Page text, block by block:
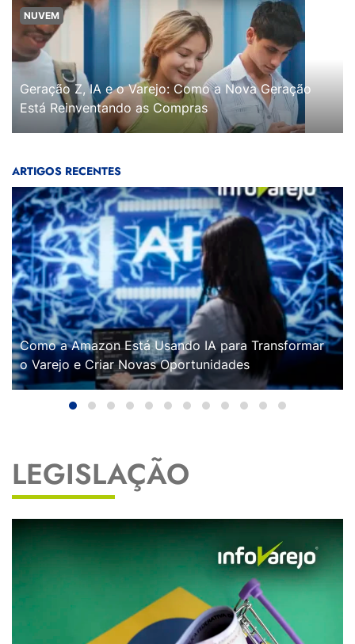
NUVEM
Geração Z, IA e o Varejo: Como a Nova Geração
Está Reinventando as Compras
ARTIGOS RECENTES
Como a Amazon Está Usando IA para Transformar
o Varejo e Criar Novas Oportunidades
LEGISLAÇÃO